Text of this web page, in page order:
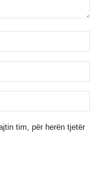
tim, për herën tjetër